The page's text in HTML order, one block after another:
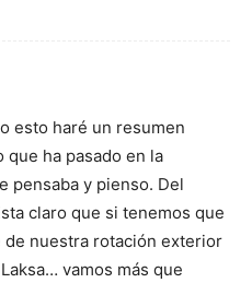
esto haré un resumen
ha pasado en la
pensaba y pienso. Del
claro que si tenemos que
de nuestra rotación exterior
vamos más que